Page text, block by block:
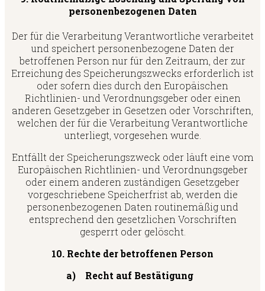
personenbezogenen Daten
Der für die Verarbeitung Verantwortliche verarbeitet
und speichert personenbezogene Daten der
betroffenen Person nur für den Zeitraum, der zur
Erreichung des Speicherungszwecks erforderlich ist
oder sofern dies durch den Europäischen
Richtlinien- und Verordnungsgeber oder einen
anderen Gesetzgeber in Gesetzen oder Vorschriften,
welchen der für die Verarbeitung Verantwortliche
unterliegt, vorgesehen wurde.
Entfällt der Speicherungszweck oder läuft eine vom
Europäischen Richtlinien- und Verordnungsgeber
oder einem anderen zuständigen Gesetzgeber
vorgeschriebene Speicherfrist ab, werden die
personenbezogenen Daten routinemäßig und
entsprechend den gesetzlichen Vorschriften
gesperrt oder gelöscht.
10. Rechte der betroffenen Person
a) Recht auf Bestätigung